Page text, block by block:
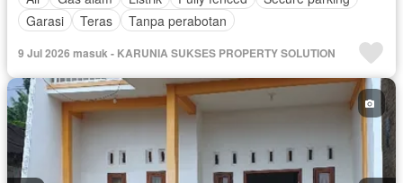
Garasi
Teras Tanpa perabotan
9 Jul 2026 masuk - KARUNIA SUKSES PROPERTY SOLUTION